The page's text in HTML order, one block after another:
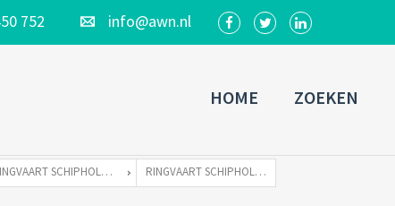
752 info@awn.nl
HOME ZOEKEN
RINGVAART SCHIPHOLDIJK 500-WS TE 1432 CC AALSMEER RINGVAART SCHIPHOLDIJK 500WS AALSMEER-44